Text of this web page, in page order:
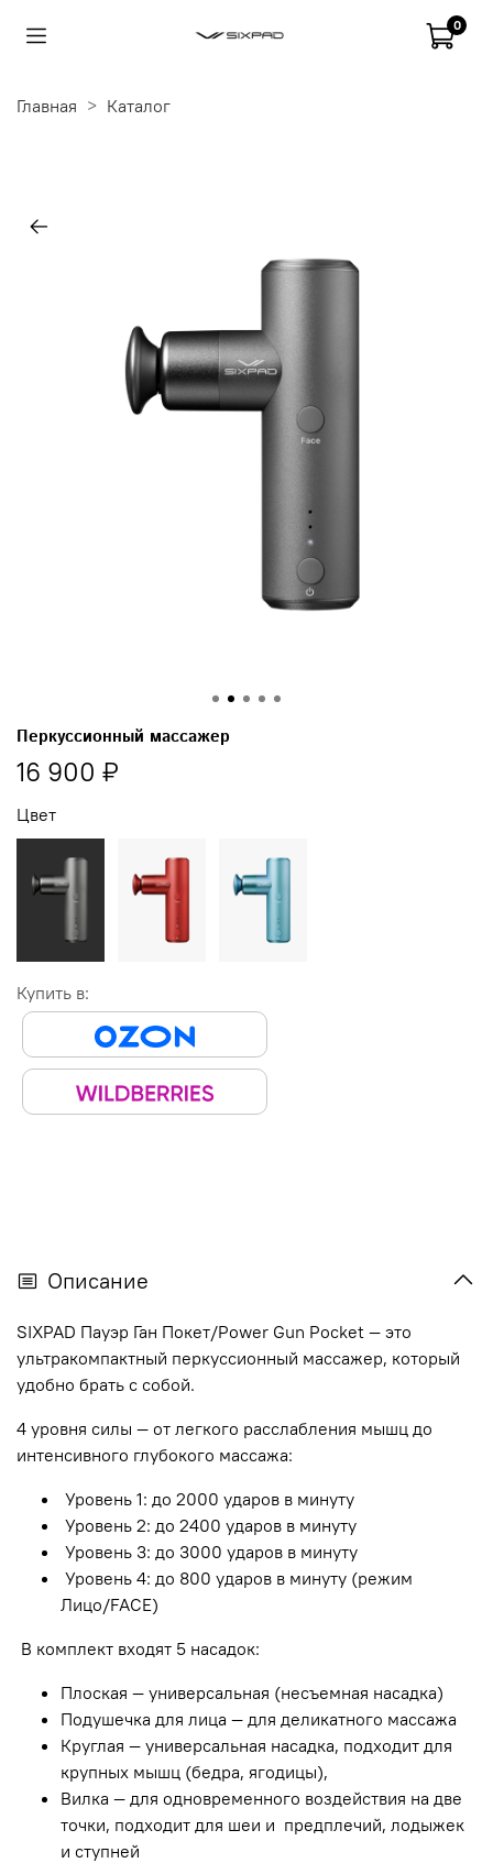
0
Главная Каталог
Перкуссионный массажер
16 900 ₽
Купить в:
Цвет
Описание
SIXPAD Пауэр Ган Покет/Power Gun Pocket — это
ультракомпактный перкуссионный массажер, который
удобно брать с собой.
4 уровня силы — от легкого расслабления мышц до
интенсивного глубокого массажа:
Уровень 1: до 2000 ударов в минуту
Уровень 2: до 2400 ударов в минуту
Уровень 3: до 3000 ударов в минуту
Уровень 4: до 800 ударов в минуту (режим
Лицо/FACE)
В комплект входят 5 насадок:
Плоская — универсальная (несъемная насадка)
Подушечка для лица — для деликатного массажа
Круглая — универсальная насадка, подходит для
крупных мышц (бедра, ягодицы),
Вилка — для одновременного воздействия на две
точки, подходит для шеи и предплечий, лодыжек
и ступней